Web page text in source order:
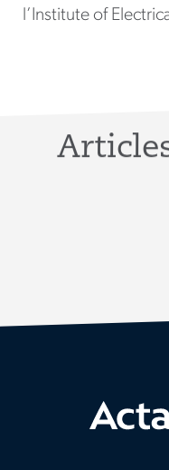
l’Institute of